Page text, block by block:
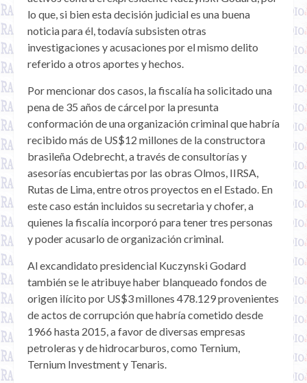
lo que, si bien esta decisión judicial es una buena
noticia para él, todavía subsisten otras
investigaciones y acusaciones por el mismo delito
referido a otros aportes y hechos.
Por mencionar dos casos, la fiscalía ha solicitado una
pena de 35 años de cárcel por la presunta
conformación de una organización criminal que habría
recibido más de US$12 millones de la constructora
brasileña Odebrecht, a través de consultorías y
asesorías encubiertas por las obras Olmos, IIRSA,
Rutas de Lima, entre otros proyectos en el Estado. En
este caso están incluidos su secretaria y chofer, a
quienes la fiscalía incorporó para tener tres personas
y poder acusarlo de organización criminal.
Al excandidato presidencial Kuczynski Godard
también se le atribuye haber blanqueado fondos de
origen ilícito por US$3 millones 478.129 provenientes
de actos de corrupción que habría cometido desde
1966 hasta 2015, a favor de diversas empresas
petroleras y de hidrocarburos, como Ternium,
Ternium Investment y Tenaris.